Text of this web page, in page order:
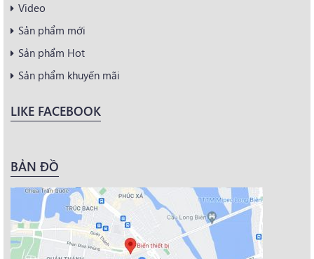
Video
Sản phẩm mới
Sản phẩm Hot
Sản phẩm khuyến mãi
LIKE FACEBOOK
BẢN ĐỒ